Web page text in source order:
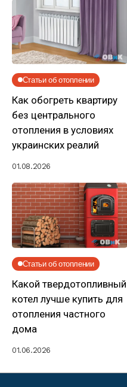
Статьи об отоплении
Как обогреть квартиру
без центрального
отопления в условиях
украинских реалий
01.08.2026
Статьи об отоплении
Какой твердотопливный
котел лучше купить для
отопления частного
дома
01.06.2026